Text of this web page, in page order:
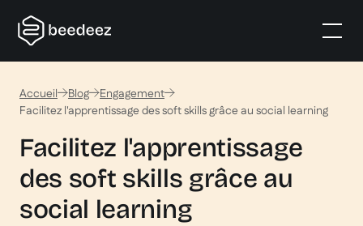
Accueil Blog
Engagement
Facilitez l'apprentissage des soft skills grâce au social learning
Facilitez l'apprentissage
des soft skills grâce au
social learning